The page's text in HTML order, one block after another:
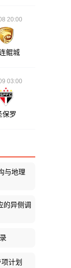
20:00
鲲城
03:00
保罗
与地理
的异侧调
计划